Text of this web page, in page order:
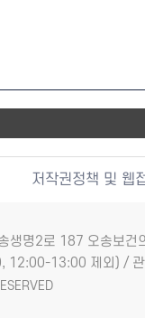
저작권정책 및 웹
생명2로 187 오송보건
13:00 제외) / 관